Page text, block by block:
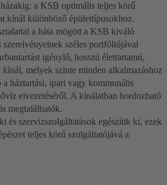
a KSB optimális teljes körű
kínál különböző épülettípusokhoz.
a háta mögött a KSB kiváló
szerelvényeinek széles portfóliójával
igénylő, hosszú élettartamú,
kínál, melyek szinte minden alkalmazáshoz
a háztartási, ipari vagy kommunális
elvezetéséről. A kínálatban hordozható
megtalálhatók.
és szervizszolgáltatások egészítik ki, ezek
teljes körű szolgáltatójává a